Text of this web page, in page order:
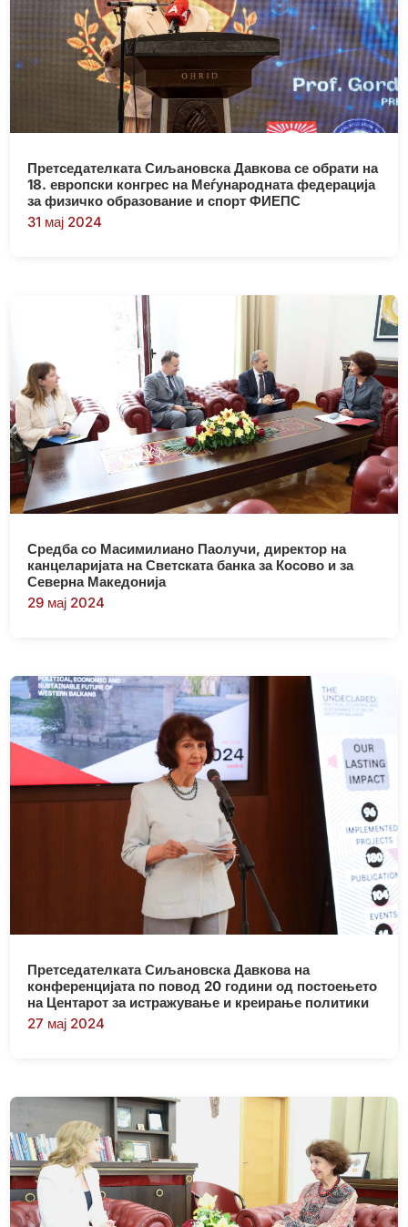
Претседателката Сиљановска Давкова се обрати на
18. европски конгрес на Меѓународната федерација
за физичко образование и спорт ФИЕПС
31 мај 2024
Средба со Масимилиано Паолучи, директор на
канцеларијата на Светската банка за Косово и за
Северна Македонија
29 мај 2024
Претседателката Сиљановска Давкова на
конференцијата по повод 20 години од постоењето
на Центарот за истражување и креирање политики
27 мај 2024